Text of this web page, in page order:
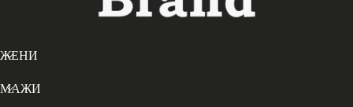
ЖЕНИ
МАЖИ